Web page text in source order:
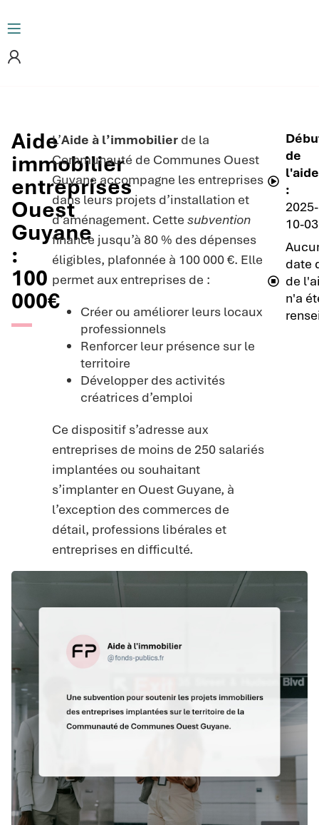
Aide
immobilier
entreprises
Ouest
Guyane
:
100
000€
L’Aide à l’immobilier de la
Communauté de Communes Ouest
Guyane accompagne les entreprises
dans leurs projets d’installation et
d’aménagement. Cettesubvention
finance jusqu’à 80 % des dépenses
éligibles, plafonnée à 100 000 €. Elle
permet aux entreprises de :
Créer ou améliorer leurs locaux
professionnels
Renforcer leur présence sur le
territoire
Développer des activités
créatrices d’emploi
Ce dispositif s’adresse aux
entreprises de moins de 250 salariés
implantées ou souhaitant
s’implanter en Ouest Guyane, à
l’exception des commerces de
détail, professions libérales et
entreprises en difficulté.
de
l'aide
:
2025-
10-03
date
de
n'a